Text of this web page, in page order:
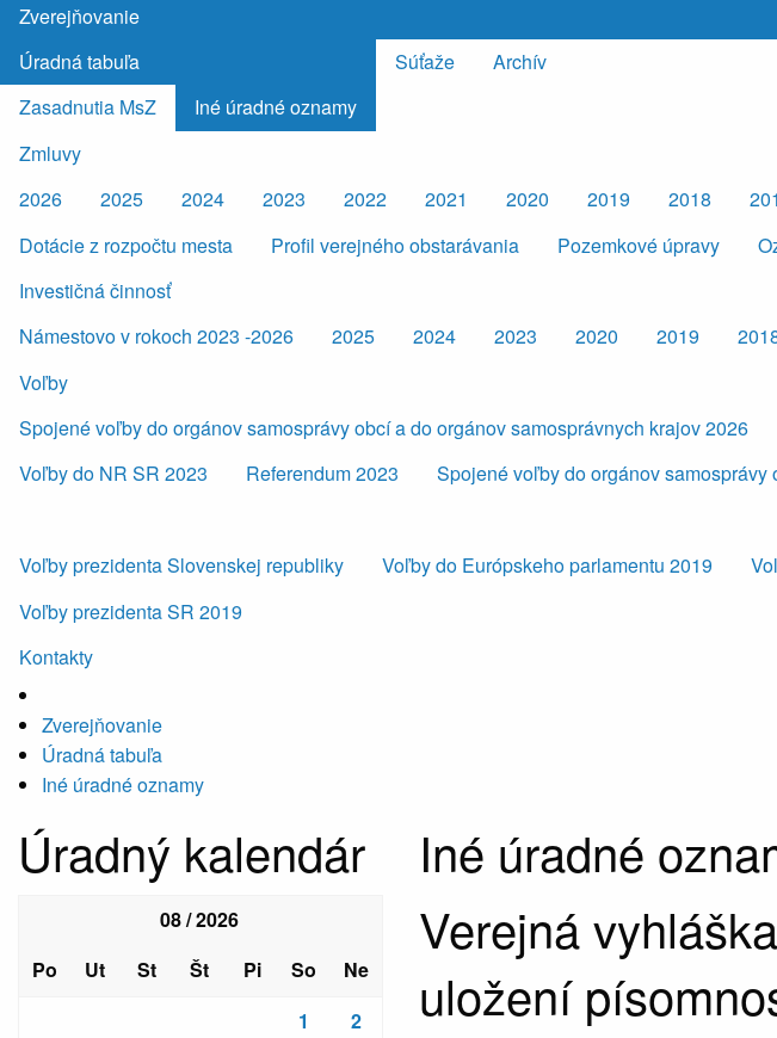
Zverejňovanie
Úradná tabuľa
Zasadnutia MsZ
Iné úradné oznamy
Súťaže Archív
Zmluvy
2026
2025 2024 2023 2022 2021 2020 2019 2018
Dotácie z rozpočtu mesta Profil verejného obstarávania Pozemkové úpravy
Investičná činnosť
Námestovo v rokoch 2023 -2026
2025 2024 2023 2020 2019
Voľby
Spojené voľby do orgánov samosprávy obcí a do orgánov samosprávnych krajov 2026
Voľby do NR SR 2023
Referendum 2023 Spojené voľby do orgánov
Voľby prezidenta Slovenskej republiky
Voľby prezidenta SR 2019
Voľby do Európskeho parlamentu 2019
Kontakty
Zverejňovanie
Úradná tabuľa
Iné úradné oznamy
Úradný kalendár
08 / 2026
Po
Ut St Št Pi So
Ne
1
2
Iné úradné
Verejná
uložení